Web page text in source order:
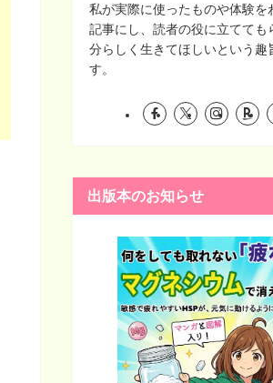
私が実際に使ったものや体験を
記事にし、読者の役に立てても
分らしく生きてほしいという趣
す。
出版本のお知らせ